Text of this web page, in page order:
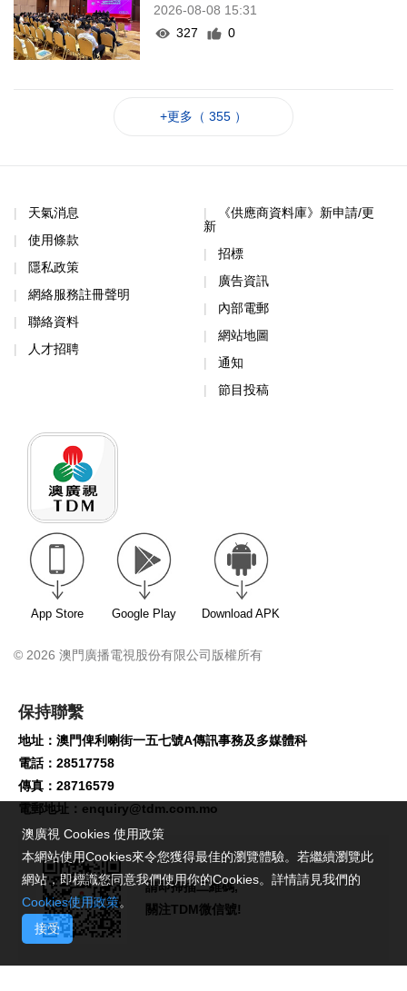
2026-08-08 15:31
327
0
+更多（ 355 ）
天氣消息
使用條款
隱私政策
網絡服務註冊聲明
聯絡資料
人才招聘
《供應商資料庫》新申請/更
新
招標
廣告資訊
內部電郵
網站地圖
通知
節目投稿
App Store Google Play Download APK
© 2026 澳門廣播電視股份有限公司版權所有
保持聯繫
地址：澳門俾利喇街一五七號A傳訊事務及多媒體科
電話：28517758
傳真：28716579
電郵地址： enquiry@tdm.com.mo
請即掃描二維碼,
關注TDM微信號!
澳廣視 Cookies 使用政策
本網站使用Cookies來令您獲得最佳的瀏覽體驗。若繼續瀏覽此
網站，即標識您同意我們使用你的Cookies。詳情請見我們的
Cookies使用政策。
接受